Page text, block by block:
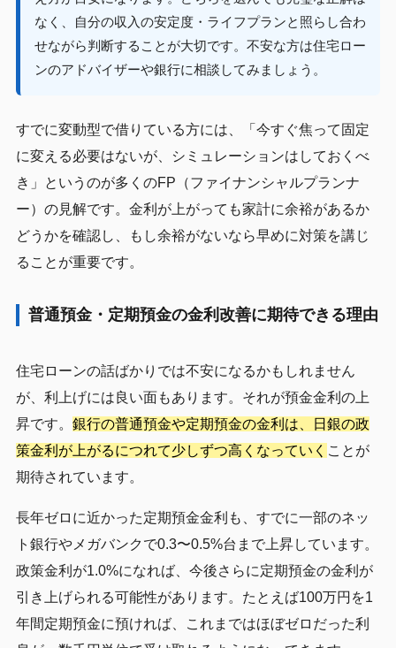
なく、自分の収入の安定度・ライフプランと照らし合わ
せながら判断することが大切です。不安な方は住宅ロー
ンのアドバイザーや銀行に相談してみましょう。
すでに変動型で借りている方には、「今すぐ焦って固定
に変える必要はないが、シミュレーションはしておくべ
き」というのが多くのFP（ファイナンシャルプランナ
ー）の見解です。金利が上がっても家計に余裕があるか
どうかを確認し、もし余裕がないなら早めに対策を講じ
ることが重要です。
普通預金・定期預金の金利改善に期待できる理由
住宅ローンの話ばかりでは不安になるかもしれません
が、利上げには良い面もあります。それが預金金利の上
昇です。 銀行の普通預金や定期預金の金利は、日銀の政
策金利が上がるにつれて少しずつ高くなっていく ことが
期待されています。
長年ゼロに近かった定期預金金利も、すでに一部のネッ
ト銀行やメガバンクで0.3〜0.5%台まで上昇しています。
政策金利が1.0%になれば、今後さらに定期預金の金利が
引き上げられる可能性があります。たとえば100万円を1
年間定期預金に預ければ、これまではほぼゼロだった利